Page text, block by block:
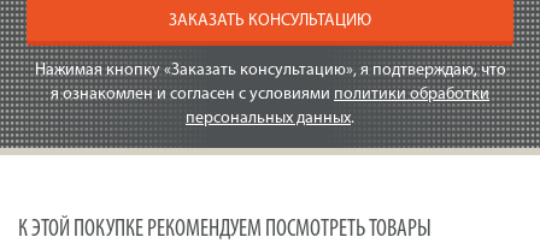
ЗАКАЗАТЬ КОНСУЛЬТАЦИЮ
Нажимая кнопку «Заказать консультацию», я подтверждаю, что
я ознакомлен и согласен с условиями политики обработки
персональных данных.
К ЭТОЙ ПОКУПКЕ РЕКОМЕНДУЕМ ПОСМОТРЕТЬ ТОВАРЫ